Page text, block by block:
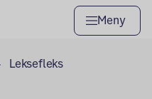
Meny
Leksefleks